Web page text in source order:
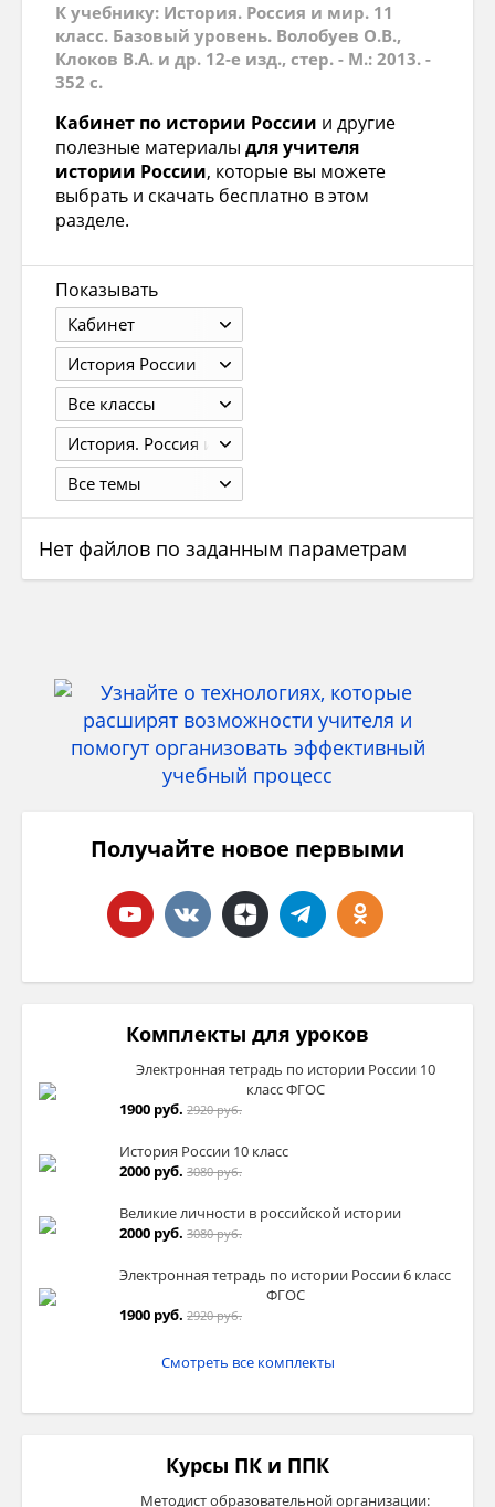
К учебнику: История. Россия и мир. 11
класс. Базовый уровень. Волобуев О.В.,
Клоков В.А. и др. 12-е изд., стер. - М.: 2013. -
352 с.
Кабинет по истории России и другие
полезные материалы для учителя
истории России, которые вы можете
выбрать и скачать бесплатно в этом
разделе.
Показывать
Кабинет
История России
Все классы
История. Россия и мир. 11 класс. Базовый уровень. Волобуев О.В., Клоков В.А. и др. 12-е изд., стер. - М.: 2013. - 352 с.
Все темы
Нет файлов по заданным параметрам
Получайте новое первыми
Комплекты для уроков
Электронная тетрадь по истории России 10
класс ФГОС
1900 руб. 2920 руб.
История России 10 класс
2000 руб. 3080 руб.
Великие личности в российской истории
2000 руб. 3080 руб.
Электронная тетрадь по истории России 6 класс
ФГОС
1900 руб. 2920 руб.
Смотреть все комплекты
Курсы ПК и ППК
Методист образовательной организации: